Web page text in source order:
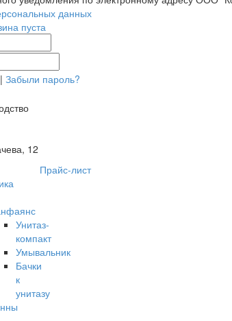
данных
пуста
| Забыли пароль?
12
Унитаз-
компакт
Умывальник
Бачки
к
унитазу
Прайс-лист